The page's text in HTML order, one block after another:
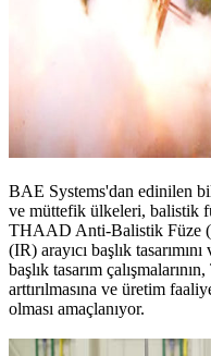
BAE Systems'dan edinilen
ve müttefik ülkeleri, balistik
THAAD Anti-Balistik Füze
(IR) arayıcı başlık
başlık tasarım
arttırılmasına ve üretim
olması amaçlanıyor.